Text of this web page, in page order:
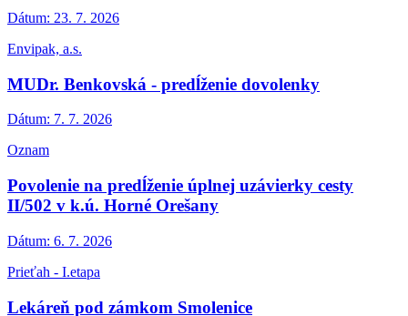
Dátum: 23. 7. 2026
Envipak, a.s.
MUDr. Benkovská - predĺženie dovolenky
Dátum: 7. 7. 2026
Oznam
Povolenie na predĺženie úplnej uzávierky cesty
II/502 v k.ú. Horné Orešany
Dátum: 6. 7. 2026
Prieťah - I.etapa
Lekáreň pod zámkom Smolenice